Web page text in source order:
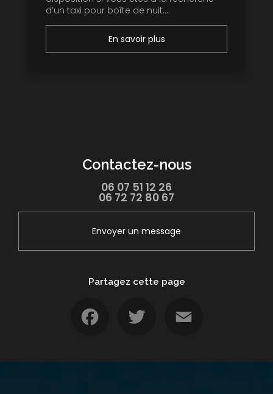
d’un taxi pour boîte de nuit....
En savoir plus
Contactez-nous
06 07 51 12 26
06 72 72 80 67
Envoyer un message
Partagez cette page